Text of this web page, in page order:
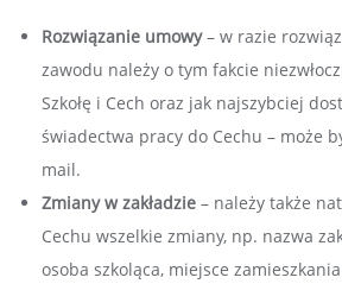
Rozwiązanie umowy– w razie
zawodu należy o tym fakcie
Szkołę i Cech oraz jak najszybciej
świadectwa pracy do Cechu – może
mail.
Zmiany w zakładzie – należy także
Cechu wszelkie zmiany, np. nazwa
osoba szkoląca, miejsce